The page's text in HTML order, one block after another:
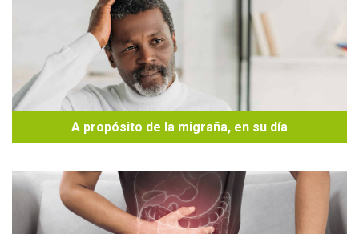
A propósito de la migraña, en su día